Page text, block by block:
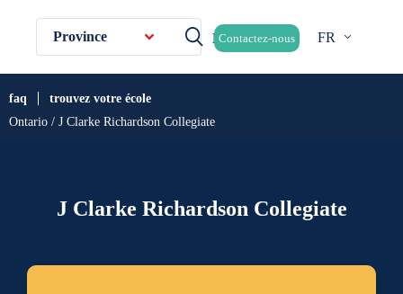
Province Contactez-nous FR
Ontario / J Clarke Richardson Collegiate
faq trouvez votre école
J Clarke Richardson Collegiate